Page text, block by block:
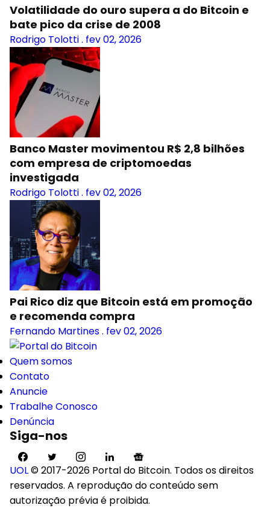
Volatilidade do ouro supera a do Bitcoin e
bate pico da crise de 2008
Rodrigo Tolotti. fev 02, 2026
Banco Master movimentou R$ 2,8 bilhões
com empresa de criptomoedas
investigada
Rodrigo Tolotti. fev 02, 2026
Pai Rico diz que Bitcoin está em promoção
e recomenda compra
Fernando Martines. fev 02, 2026
Quem somos
Contato
Anuncie
Trabalhe Conosco
Denúncia
Siga-nos
UOL© 2017-2026 Portal do Bitcoin. Todos os direitos
reservados. A reprodução do conteúdo sem
autorização prévia é proibida.